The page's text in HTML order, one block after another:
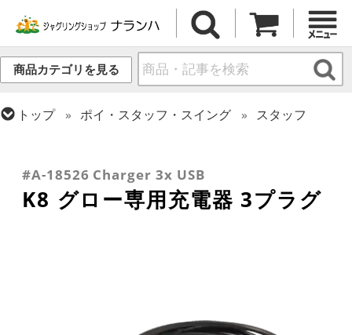
商品カテゴリを見る
トップ ポイ・スタッフ・スイング
スタッフ
#A-18526 Charger 3x USB
K8 グロー専用充電器 3プラグ